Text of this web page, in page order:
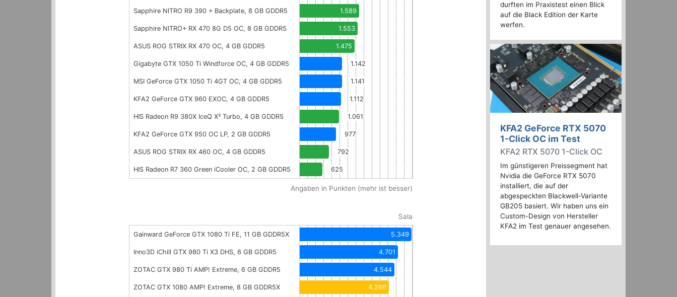
Sapphire NITRO R9 390 + Backplate, 8 GB GDDR5 1.589
Sapphire NITRO+ RX 470 8G D5 OC, 8 GB GDDR5 1.553
ASUS ROG STRIX RX 470 OC, 4 GB GDDR5 1.475
Gigabyte GTX 1050 Ti Windforce OC, 4 GB GDDR5 1.142
MSI GeForce GTX 1050 Ti 4GT OC, 4 GB GDDR5 1.141
KFA2 GeForce GTX 960 EXOC, 4 GB GDDR5 1.112
HIS Radeon R9 380X IceQ X² Turbo, 4 GB GDDR5 1.061
KFA2 GeForce GTX 950 OC LP, 2 GB GDDR5 977
ASUS ROG STRIX RX 460 OC, 4 GB GDDR5 792
HIS Radeon R7 360 Green iCooler OC, 2 GB GDDR5 625
Angaben in Punkten (mehr ist besser)
Sala
Gainward GeForce GTX 1080 Ti FE, 11 GB GDDR5X 5.349
Inno3D iChill GTX 980 Ti X3 DHS, 6 GB GDDR5 4.701
ZOTAC GTX 980 Ti AMP! Extreme, 6 GB GDDR5 4.544
ZOTAC GTX 1080 AMP! Extreme, 8 GB GDDR5X 4.266
durften im Praxistest einen Blick
auf die Black Edition der Karte
werfen.
KFA2 GeForce RTX 5070
1-Click OC im Test
KFA2 RTX 5070 1-Click OC
Im günstigeren Preissegment hat
Nvidia die GeForce RTX 5070
installiert, die auf der
abgespeckten Blackwell-Variante
GB205 basiert. Wir haben uns ein
Custom-Design von Hersteller
KFA2 im Test genauer angesehen.